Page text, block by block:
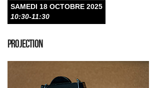
SAMEDI 18 OCTOBRE 2025
10:30-11:30
PROJECTION